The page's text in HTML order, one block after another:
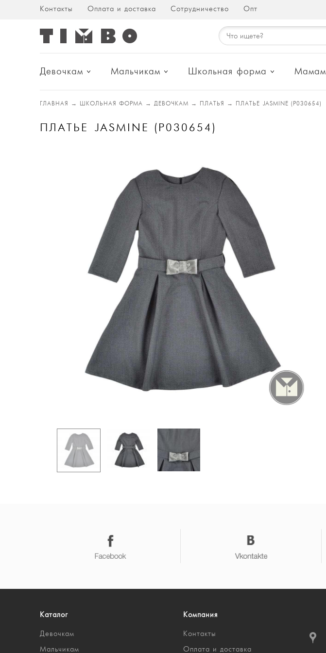
Контакты Оплата и доставка Сотрудничество Опт
Девочкам Мальчикам Школьная форма Мамам
ГЛАВНАЯ → ШКОЛЬНАЯ ФОРМА → ДЕВОЧКАМ → ПЛАТЬЯ → ПЛАТЬЕ JASMINE (P030654)
ПЛАТЬЕ JASMINE (P030654)
Каталог
Девочкам
Мальчикам
Компания
Контакты
Оплата и доставка